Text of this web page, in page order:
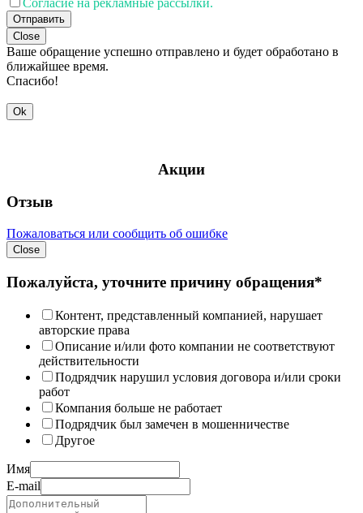
Отправить
Close
Ваше обращение успешно отправлено и будет обработано в
ближайшее время.
Спасибо!
Ok
Акции
Отзыв
Пожаловаться или сообщить об ошибке
Close
Пожалуйста, уточните причину обращения*
Контент, представленный компанией, нарушает
авторские права
Описание и/или фото компании не соответствуют
действительности
Подрядчик нарушил условия договора и/или сроки
работ
Компания больше не работает
Подрядчик был замечен в мошенничестве
Другое
Имя
E-mail